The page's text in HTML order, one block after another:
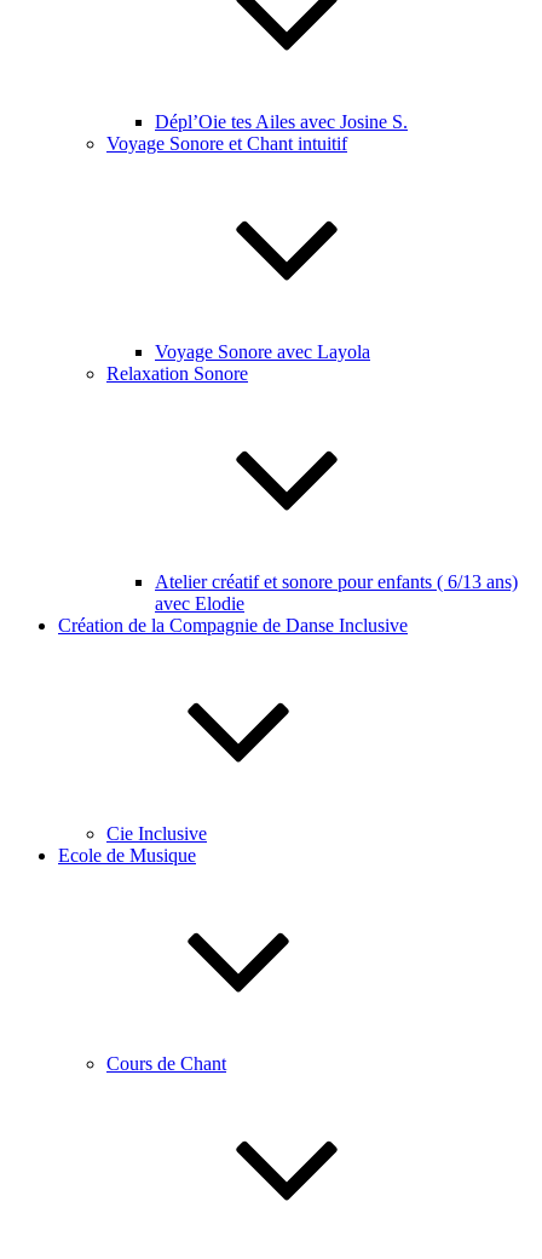
Dépl’Oie tes Ailes avec Josine S.
Voyage Sonore et Chant intuitif
Voyage Sonore avec Layola
Relaxation Sonore
Atelier créatif et sonore pour enfants ( 6/13 ans)
avec Elodie
Création de la Compagnie de Danse Inclusive
Cie Inclusive
Ecole de Musique
Cours de Chant